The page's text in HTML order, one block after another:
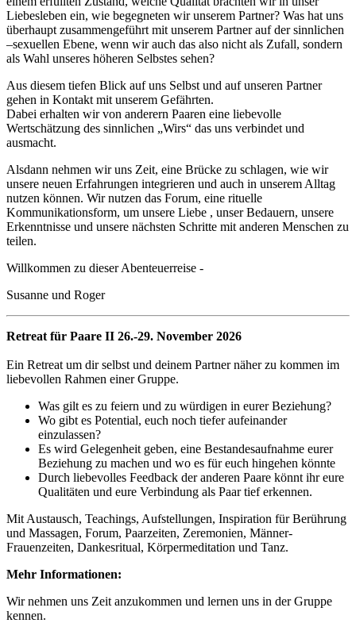
Liebesleben ein, wie begegneten wir unserem Partner? Was hat uns
überhaupt zusammengeführt mit unserem Partner auf der sinnlichen
–sexuellen Ebene, wenn wir auch das also nicht als Zufall, sondern
als Wahl unseres höheren Selbstes sehen?
Aus diesem tiefen Blick auf uns Selbst und auf unseren Partner
gehen in Kontakt mit unserem Gefährten.
Dabei erhalten wir von anderern Paaren eine liebevolle
Wertschätzung des sinnlichen „Wirs“ das uns verbindet und
ausmacht.
Alsdann nehmen wir uns Zeit, eine Brücke zu schlagen, wie wir
unsere neuen Erfahrungen integrieren und auch in unserem Alltag
nutzen können. Wir nutzen das Forum, eine rituelle
Kommunikationsform, um unsere Liebe , unser Bedauern, unsere
Erkenntnisse und unsere nächsten Schritte mit anderen Menschen zu
teilen.
Willkommen zu dieser Abenteuerreise -
Susanne und Roger
Retreat für Paare II 26.-29. November 2026
Ein Retreat um dir selbst und deinem Partner näher zu kommen im
liebevollen Rahmen einer Gruppe.
Was gilt es zu feiern und zu würdigen in eurer Beziehung?
Wo gibt es Potential, euch noch tiefer aufeinander
einzulassen?
Es wird Gelegenheit geben, eine Bestandesaufnahme eurer
Beziehung zu machen und wo es für euch hingehen könnte
Durch liebevolles Feedback der anderen Paare könnt ihr eure
Qualitäten und eure Verbindung als Paar tief erkennen.
Mit Austausch, Teachings, Aufstellungen, Inspiration für Berührung
und Massagen, Forum, Paarzeiten, Zeremonien, Männer-
Frauenzeiten, Dankesritual, Körpermeditation und Tanz.
Mehr Informationen:
Wir nehmen uns Zeit anzukommen und lernen uns in der Gruppe
kennen.